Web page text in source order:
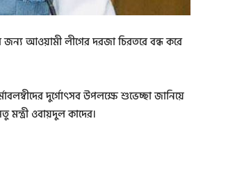
জন্য আওয়ামী লীগের দরজা চিরতরে বন্ধ করে
দুর্গোৎসব উপলক্ষে শুভেচ্ছা জানিয়ে
ওবায়দুল কাদের।